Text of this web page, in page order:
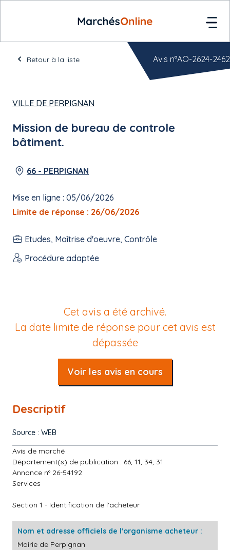
Retour à la liste
VILLE DE PERPIGNAN
Mission de bureau de controle
bâtiment.
66 - PERPIGNAN
Mise en ligne : 05/06/2026
Limite de réponse : 26/06/2026
Etudes, Maîtrise d'oeuvre, Contrôle
Procédure adaptée
Avis n°AO-2624-2462
Cet avis a été archivé.
La date limite de réponse pour cet avis est
dépassée
Voir les avis en cours
Descriptif
Source : WEB
Avis de marché
Département(s) de publication : 66, 11, 34, 31
Annonce n° 26-54192
Services
Section 1 - Identification de l'acheteur
Nom et adresse officiels de l'organisme acheteur :
Mairie de Perpignan